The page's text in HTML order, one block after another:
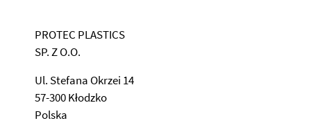
PROTEC PLASTICS
SP. Z O.O.
Ul. Stefana Okrzei 14
57-300 Kłodzko
Polska